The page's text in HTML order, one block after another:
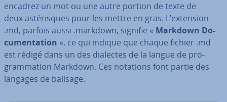
encadrez un mot ou une autre portion de texte de
deux as­té­risques pour les mettre en gras. L’extension
.md, parfois aussi .markdown, signifie « Markdown Do­
cu­men­ta­tion », ce qui indique que chaque fichier .md
est rédigé dans un des dialectes de la langue de pro­
gram­ma­tion Markdown. Ces notations font partie des
langages de balisage.